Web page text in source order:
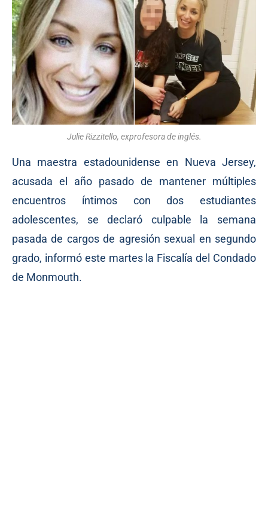
Julie Rizzitello, exprofesora de inglés.
Una maestra estadounidense en Nueva Jersey,
acusada el año pasado de mantener múltiples
encuentros íntimos con dos estudiantes
adolescentes, se declaró culpable la semana
pasada de cargos de agresión sexual en segundo
grado, informó este martes la Fiscalía del Condado
de Monmouth.